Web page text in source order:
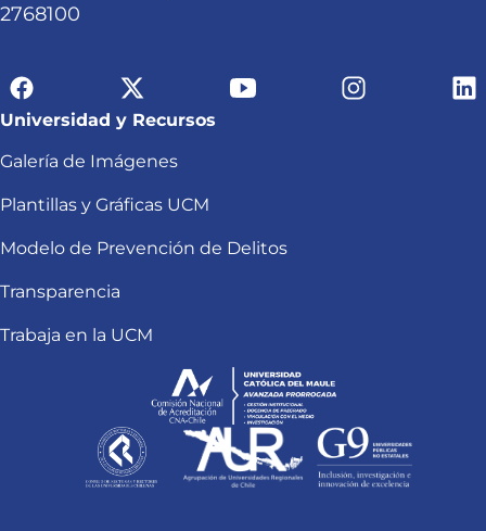
2768100
Universidad y Recursos
Galería de Imágenes
Plantillas y Gráficas UCM
Modelo de Prevención de Delitos
Transparencia
Trabaja en la UCM